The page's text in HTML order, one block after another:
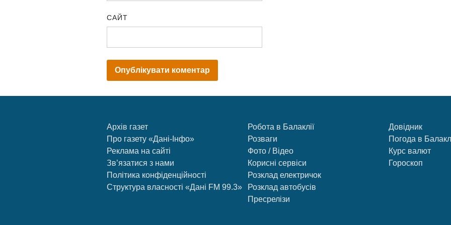
САЙТ
Архів газет
Про газету «Дані-Інфо»
Реклама на сайті
Зв’язатися з нами
Політика конфіденційності
Структура власності «Дані FM 99.3»
Робота в Балаклії
Розваги
Фото / Відео
Корисні сервіси
Розклад електричок
Розклад автобусів
Пресрелізи
Довідник
Погода в
Курс валют
Гороскоп